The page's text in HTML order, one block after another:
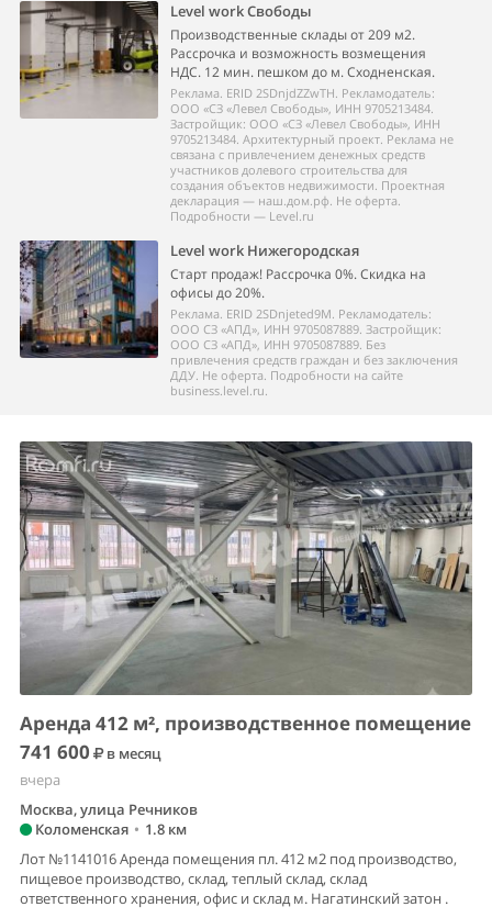
Level work Свободы
Производственные склады от 209 м2.
Рассрочка и возможность возмещения
НДС. 12 мин. пешком до м. Сходненская.
Реклама. ERID 2SDnjdZZwTH. Рекламодатель:
ООО «СЗ «Левел Свободы», ИНН 9705213484.
Застройщик: ООО «СЗ «Левел Свободы», ИНН
9705213484. Архитектурный проект. Реклама не
связана с привлечением денежных средств
участников долевого строительства для
создания объектов недвижимости. Проектная
декларация — наш.дом.рф. Не оферта.
Подробности — Level.ru
Level work Нижегородская
Старт продаж! Рассрочка 0%. Скидка на
офисы до 20%.
Реклама. ERID 2SDnjeted9M. Рекламодатель:
ООО СЗ «АПД», ИНН 9705087889. Застройщик:
ООО СЗ «АПД», ИНН 9705087889. Без
привлечения средств граждан и без заключения
ДДУ. Не оферта. Подробности на сайте
business.level.ru.
Аренда 412 м², производственное помещение
741 600
в месяц
вчера
Москва, улица Речников
Коломенская • 1.8 км
Лот №1141016 Аренда помещения пл. 412 м2 под производство,
пищевое производство, склад, теплый склад, склад
ответственного хранения, офис и склад м. Нагатинский затон .